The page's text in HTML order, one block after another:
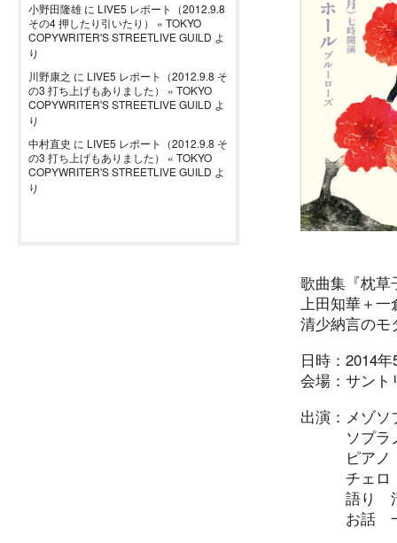
小野田隆雄 に LIVE5 レポート（2012.9.8
その4 押したり引いたり） « TOKYO
COPYWRITER'S STREETLIVE GUILD よ
り
川野康之 に LIVE5 レポート（2012.9.8 そ
の3 打ち上げもありました） « TOKYO
COPYWRITER'S STREETLIVE GUILD よ
り
中村直史 に LIVE5 レポート（2012.9.8 そ
の3 打ち上げもありました） « TOKYO
COPYWRITER'S STREETLIVE GUILD よ
り
歌曲集『枕草
上田知華＋一
清少納言のモ
日時：2014
会場：サント
出演：メゾ
ソプラノ
ピアノ
チェロ
語り 清
お話 一倉